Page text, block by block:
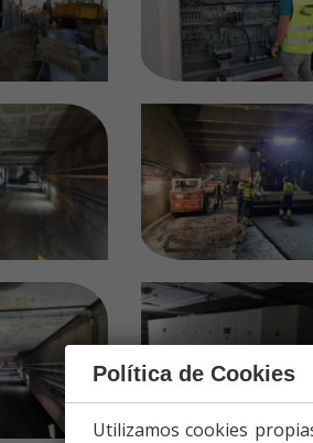
Política de Cookies
Utilizamos cookies